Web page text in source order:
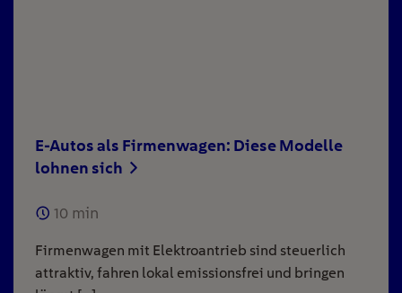
E-Autos als Firmenwagen: Diese Modelle
lohnen sich
10 min
Firmenwagen mit Elektroantrieb sind steuerlich
attraktiv, fahren lokal emissionsfrei und bringen